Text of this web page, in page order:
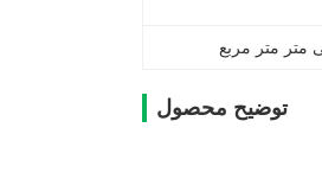
توضیح محصول